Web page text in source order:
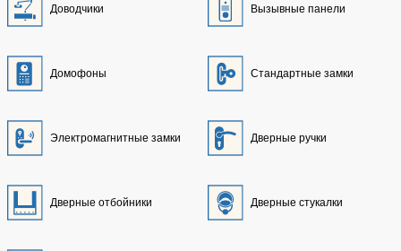
Доводчики Вызывные панели
Домофоны Стандартные замки
Электромагнитные замки Дверные ручки
Дверные отбойники Дверные стукалки